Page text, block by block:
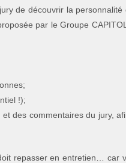
de découvrir la personnalité
par le Groupe
!);
des commentaires du jury,
repasser en entretien… car